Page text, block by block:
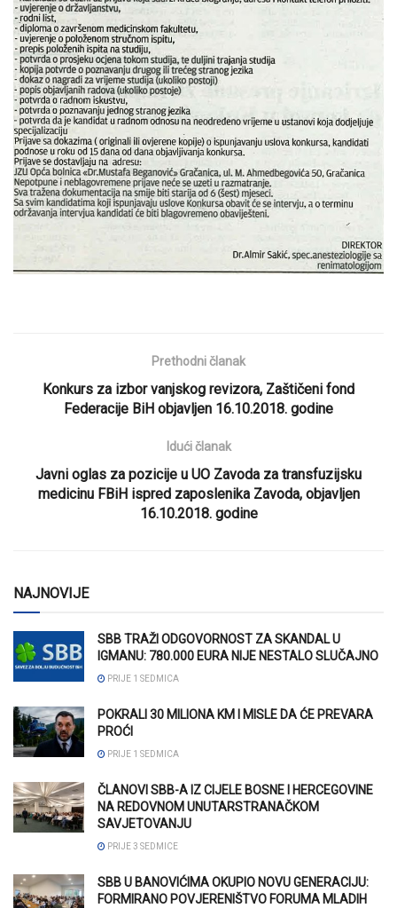
Prethodni članak
Konkurs za izbor vanjskog revizora, Zaštičeni fond
Federacije BiH objavljen 16.10.2018. godine
Idući članak
Javni oglas za pozicije u UO Zavoda za transfuzijsku
medicinu FBiH ispred zaposlenika Zavoda, objavljen
16.10.2018. godine
NAJNOVIJE
SBB TRAŽI ODGOVORNOST ZA SKANDAL U
IGMANU: 780.000 EURA NIJE NESTALO SLUČAJNO
PRIJE 1 SEDMICA
POKRALI 30 MILIONA KM I MISLE DA ĆE PREVARA
PROĆI
PRIJE 1 SEDMICA
ČLANOVI SBB-A IZ CIJELE BOSNE I HERCEGOVINE
NA REDOVNOM UNUTARSTRANAČKOM
SAVJETOVANJU
PRIJE 3 SEDMICE
SBB U BANOVIĆIMA OKUPIO NOVU GENERACIJU:
FORMIRANO POVJERENIŠTVO FORUMA MLADIH